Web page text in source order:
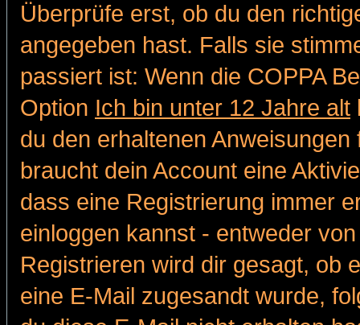
Überprüfe erst, ob du den
angegeben hast. Falls sie
passiert ist: Wenn die COPPA
Option Ich bin unter 12 Jahre alt
du den erhaltenen
braucht dein Account eine
dass eine Registrierung immer
einloggen kannst - entweder
Registrieren wird dir gesagt, ob
eine E-Mail zugesandt wurde,